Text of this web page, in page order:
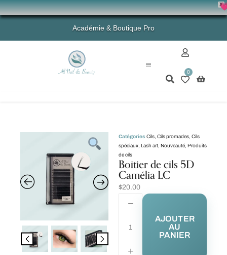
X
💗 -
Académie & Boutique Pro
0
Catégories Cils Cils promades Cils
spéciaux Lash art Nouveauté Produits
de cils
Boitier de cils 5D
Camélia LC
$20.00
AJOUTER
AU
PANIER